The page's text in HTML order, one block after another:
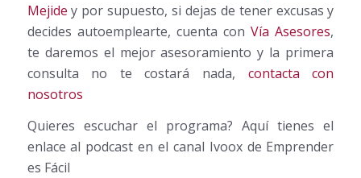
Mejide y por supuesto, si dejas de tener excusas y
decides autoemplearte, cuenta conVía Asesores,
te daremos el mejor asesoramiento y la primera
consulta no te costará nada, contacta con
nosotros
Quieres escuchar el programa? Aquí tienes el
enlace al podcast en el canal Ivoox de Emprender
es Fácil